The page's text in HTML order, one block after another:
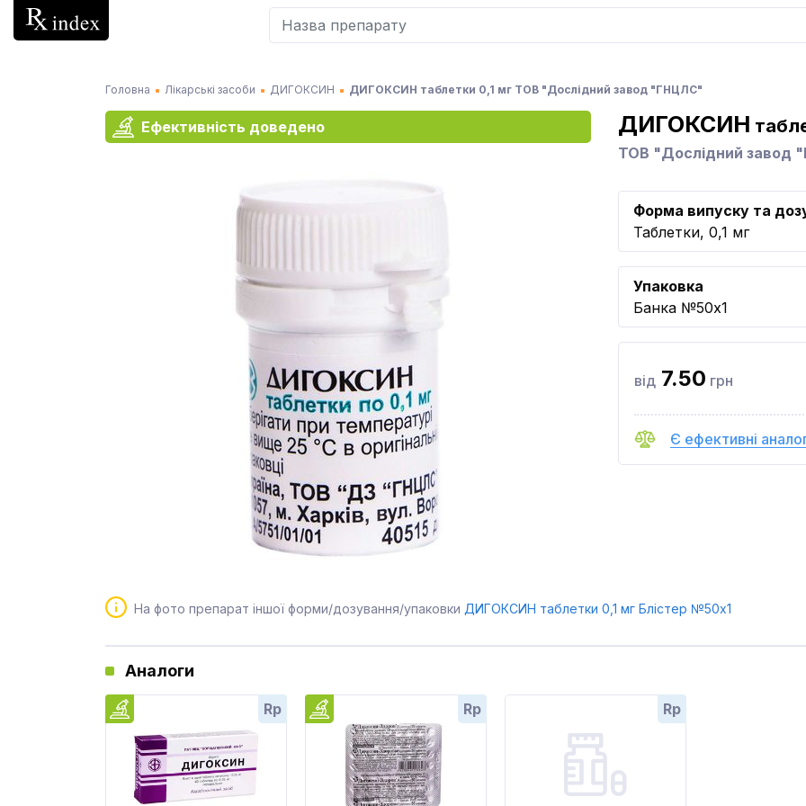
Головна Лікарські засоби ДИГОКСИН ДИГОКСИН таблетки 0,1 мг ТОВ "Дослідний завод "ГНЦЛС"
Ефективність доведено ДИГОКСИН
ТОВ "Дослідний завод
Форма випуску та
Таблетки, 0,1 мг
Упаковка
Банка №50x1
від 7.50 грн
Є ефективні
На фото препарат іншої форми/дозування/упаковки ДИГОКСИН таблетки 0,1 мг Блістер №50x1
Аналоги
Rp Rp Rp